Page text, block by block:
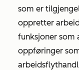
som er
oppretter
funksjoner som
oppføringer